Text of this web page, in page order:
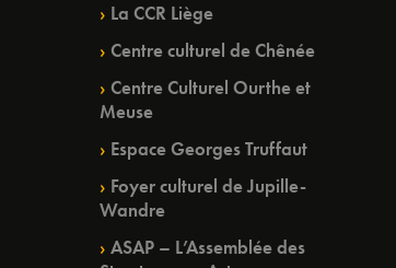
La CCR Liège
Centre culturel de Chênée
Centre Culturel Ourthe et
Meuse
Espace Georges Truffaut
Foyer culturel de Jupille-
Wandre
ASAP – L’Assemblée des